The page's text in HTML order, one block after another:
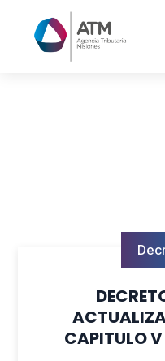
CAPITULO